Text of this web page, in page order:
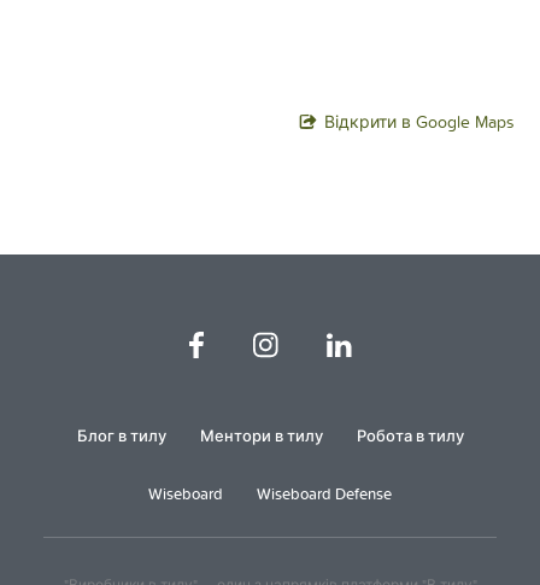
Відкрити в Google Maps
Блог в тилу Ментори в тилу Робота в тилу
Wiseboard Wiseboard Defense